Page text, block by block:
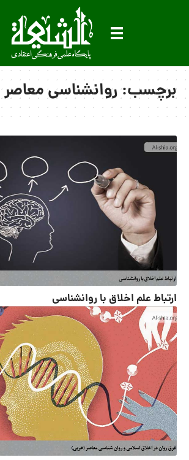
برچسب:روانشناسی معاصر
ارتباط علم اخلاق با روانشناسی